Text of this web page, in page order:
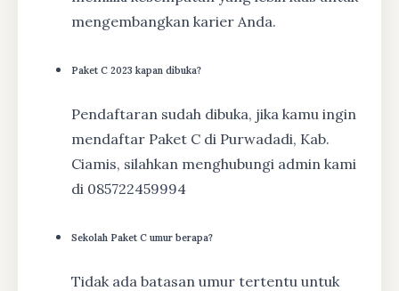
mengembangkan karier Anda.
Paket C 2023 kapan dibuka?
Pendaftaran sudah dibuka, jika kamu ingin
mendaftar Paket C di Purwadadi, Kab.
Ciamis, silahkan menghubungi admin kami
di 085722459994
Sekolah Paket C umur berapa?
Tidak ada batasan umur tertentu untuk